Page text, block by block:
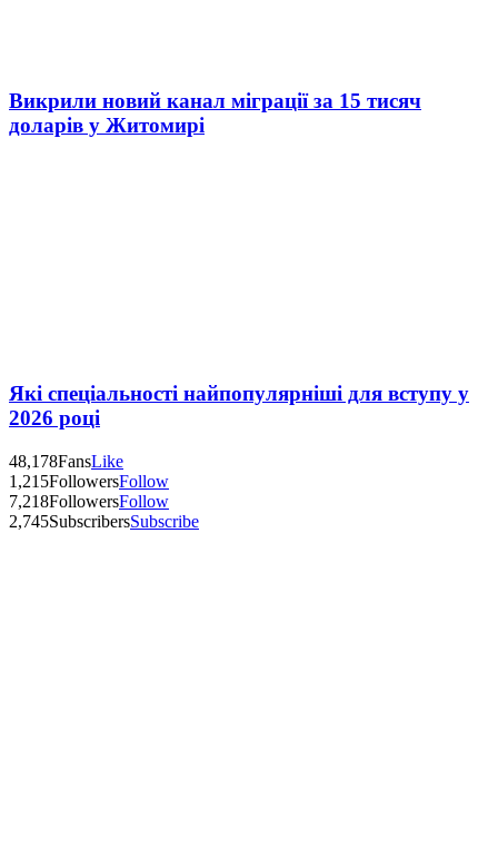
Викрили новий канал міграції за 15 тисяч
доларів у Житомирі
Які спеціальності найпопулярніші для вступу у
2026 році
48,178FansLike
1,215FollowersFollow
7,218FollowersFollow
2,745SubscribersSubscribe